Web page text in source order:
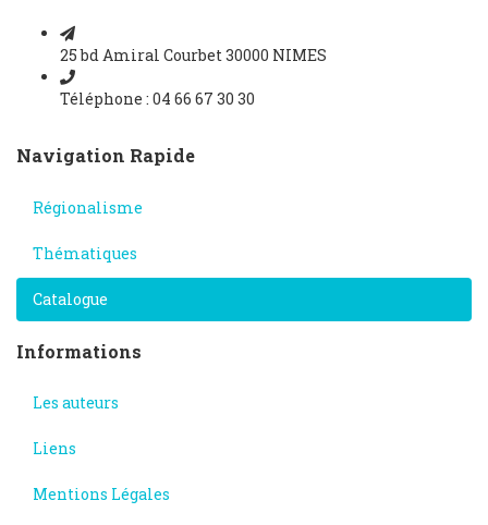
25 bd Amiral Courbet 30000 NIMES
Téléphone : 04 66 67 30 30
Navigation Rapide
Régionalisme
Thématiques
Catalogue
Informations
Les auteurs
Liens
Mentions Légales